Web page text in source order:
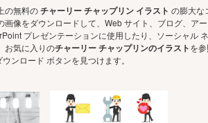
の無料のチャーリー チャップリン イラスト の膨大な
画像をダウンロードして、Web サイト、ブログ、ア
プレゼンテーションに使用したり、ソーシャル
お気に入りのチャーリー チャップリンのイラストを
ンロード ボタンを見つけます。